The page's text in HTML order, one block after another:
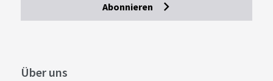
Abonnieren
Über uns